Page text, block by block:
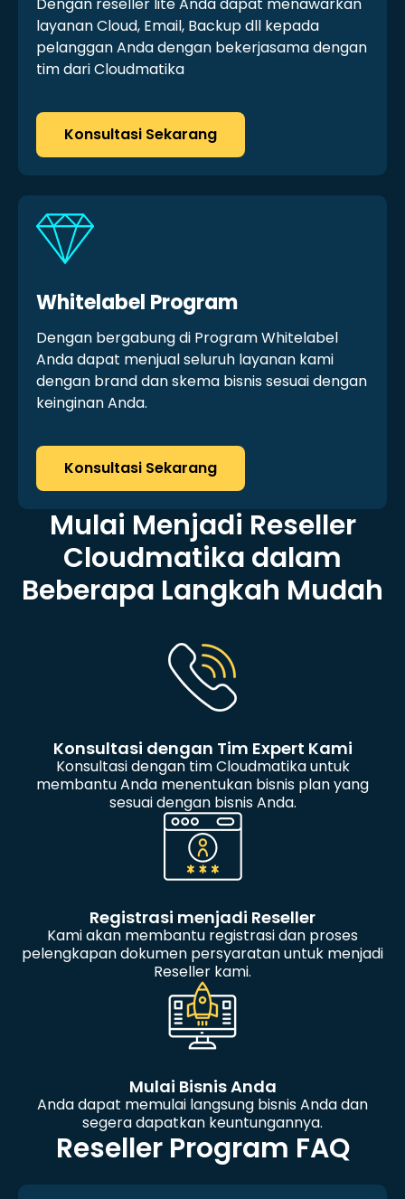
layanan Cloud, Email, Backup dll kepada
pelanggan Anda dengan bekerjasama dengan
tim dari Cloudmatika
Konsultasi Sekarang
Whitelabel Program
Dengan bergabung di Program Whitelabel
Anda dapat menjual seluruh layanan kami
dengan brand dan skema bisnis sesuai dengan
keinginan Anda.
Konsultasi Sekarang
Mulai Menjadi Reseller
Cloudmatika dalam
Beberapa Langkah Mudah
Konsultasi dengan Tim Expert Kami
Konsultasi dengan tim Cloudmatika untuk
membantu Anda menentukan bisnis plan yang
sesuai dengan bisnis Anda.
Registrasi menjadi Reseller
Kami akan membantu registrasi dan proses
pelengkapan dokumen persyaratan untuk menjadi
Reseller kami.
Mulai Bisnis Anda
Anda dapat memulai langsung bisnis Anda dan
segera dapatkan keuntungannya.
Reseller Program FAQ